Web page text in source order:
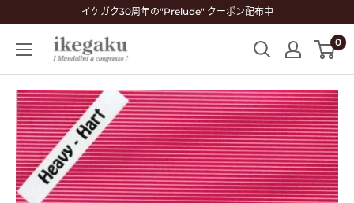
ン
イケガク30周年の"Prelude" クーポン配布中
Mandolin
&
Shop
ikegaku
0